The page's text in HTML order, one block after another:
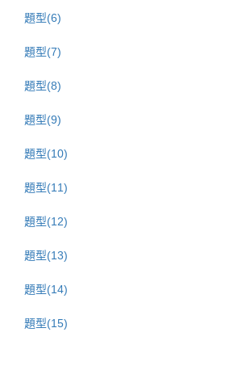
題型(6)
題型(7)
題型(8)
題型(9)
題型(10)
題型(11)
題型(12)
題型(13)
題型(14)
題型(15)